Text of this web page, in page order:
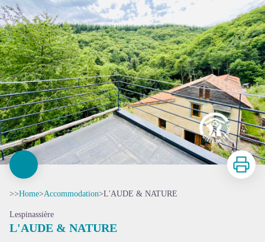
Print
>>Home>Accommodation>L'AUDE & NATURE
Lespinassière
L'AUDE & NATURE